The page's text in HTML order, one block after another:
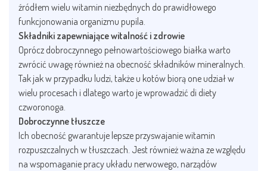
źródłem wielu witamin niezbędnych do prawidłowego
funkcjonowania organizmu pupila.
Składniki zapewniające witalność i zdrowie
Oprócz dobroczynnego pełnowartościowego białka warto
zwrócić uwagę również na obecność składników mineralnych.
Tak jak w przypadku ludzi, także u kotów biorą one udział w
wielu procesach i dlatego warto je wprowadzić di diety
czworonoga.
Dobroczynne tłuszcze
Ich obecność gwarantuje lepsze przyswajanie witamin
rozpuszczalnych w tłuszczach. Jest również ważna ze względu
na wspomaganie pracy układu nerwowego, narządów